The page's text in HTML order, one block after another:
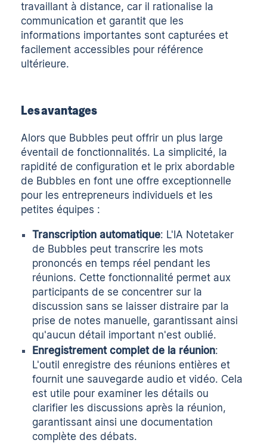
travaillant à distance, car il rationalise la
communication et garantit que les
informations importantes sont capturées et
facilement accessibles pour référence
ultérieure.
Les avantages
Alors que Bubbles peut offrir un plus large
éventail de fonctionnalités. La simplicité, la
rapidité de configuration et le prix abordable
de Bubbles en font une offre exceptionnelle
pour les entrepreneurs individuels et les
petites équipes :
Transcription automatique: L'IA Notetaker
de Bubbles peut transcrire les mots
prononcés en temps réel pendant les
réunions. Cette fonctionnalité permet aux
participants de se concentrer sur la
discussion sans se laisser distraire par la
prise de notes manuelle, garantissant ainsi
qu'aucun détail important n'est oublié.
Enregistrement complet de la réunion:
L'outil enregistre des réunions entières et
fournit une sauvegarde audio et vidéo. Cela
est utile pour examiner les détails ou
clarifier les discussions après la réunion,
garantissant ainsi une documentation
complète des débats.